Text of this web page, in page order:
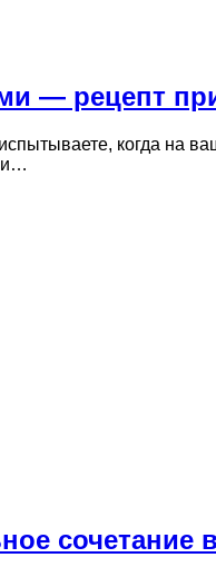
— рецепт
когда на
и…
сочетание